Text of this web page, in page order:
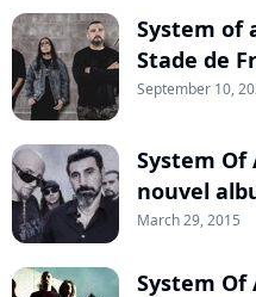
System of
Stade de
September 10,
System Of
nouvel
March 29, 2015
System Of